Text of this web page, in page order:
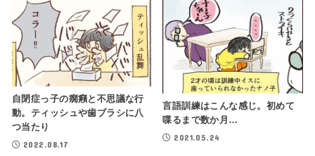
自閉症っ子の癇癪と不思議な行
動。ティッシュや歯ブラシに八
つ当たり
2022.08.17
言語訓練はこんな感じ。初めて
喋るまで数か月…
2021.05.24